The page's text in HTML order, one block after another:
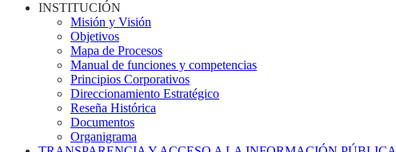
INSTITUCIÓN
Misión y Visión
Objetivos
Mapa de Procesos
Manual de funciones y competencias
Principios Corporativos
Direccionamiento Estratégico
Reseña Histórica
Documentos
Organigrama